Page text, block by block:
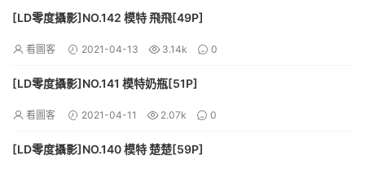
[LD零度攝影]NO.142 模特 飛飛[49P]
看圖客 2021-04-13 3.14k 0
[LD零度攝影]NO.141 模特奶瓶[51P]
看圖客 2021-04-11 2.07k 0
[LD零度攝影]NO.140 模特 楚楚[59P]